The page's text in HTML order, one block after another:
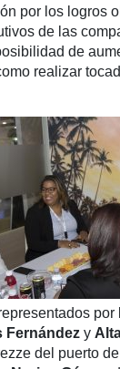
por los logros
de las
de
realizar
por
Fernández y
del puerto